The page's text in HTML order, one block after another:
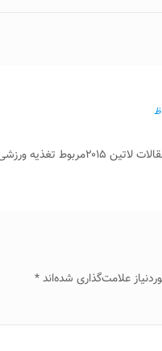
ورزشی برام بفرستید
علامت‌گذاری شده‌اند*